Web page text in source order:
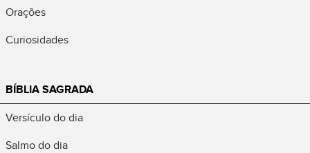
Orações
Curiosidades
BÍBLIA SAGRADA
Versículo do dia
Salmo do dia